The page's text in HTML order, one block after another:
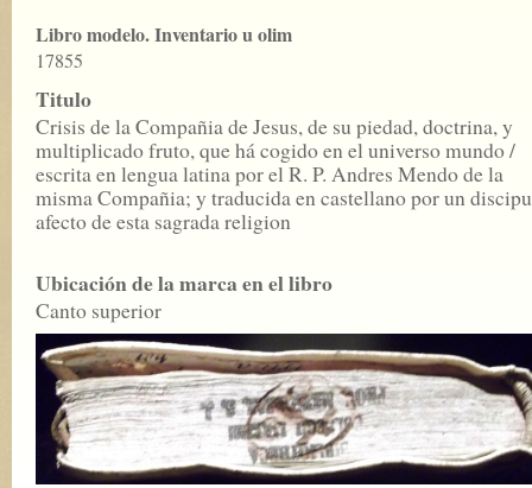
Libro modelo. Inventario u olim
17855
Titulo
Crisis de la Compañia de Jesus, de su piedad, doctrina, y
multiplicado fruto, que há cogido en el universo mundo /
escrita en lengua latina por el R. P. Andres Mendo de la
misma Compañia; y traducida en castellano por un
afecto de esta sagrada religion
Ubicación de la marca en el libro
Canto superior